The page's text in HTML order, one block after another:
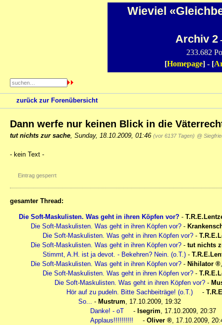
Wieviel
Archiv 2
233.682
[Homepage] - [
zurück zur Forenübersicht
Dann werfe nur keinen Blick in die
tut nichts zur sache Sunday, 18.10.2009, 01:46 (vor 6137 Tagen) @
- kein Text -
Eintrag gesperrt
gesamter Thread:
Die Soft-Maskulisten. Was geht in ihren Köpfen vor? -
Die Soft-Maskulisten. Was geht in ihren Köpfen vor? -
Die Soft-Maskulisten. Was geht in ihren Köpfen vor? -
Die Soft-Maskulisten. Was geht in ihren Köpfen vor? - tut nichts
Stimmt, A.H. ist ja devot. - Bekehren? Nein. (o.T.) -
Die Soft-Maskulisten. Was geht in ihren Köpfen vor? - Nihilator
Die Soft-Maskulisten. Was geht in ihren Köpfen vor? -
Die Soft-Maskulisten. Was geht in ihren Köpfen vor? -
Hör auf zu pudeln. Bitte Sachbeiträge! (o.T.)
-
So...
- Mustrum
17.10.2009, 19:32
Danke! - oT
- Isegrim
17.10.2009, 20:37
Applaus!!!!!!!!!!
- Oliver
17.10.2009,